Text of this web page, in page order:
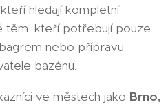
hledají kompletní
těm, kteří potřebují pouze
nebo přípravu
bazénu.
ve městech jako Brno,